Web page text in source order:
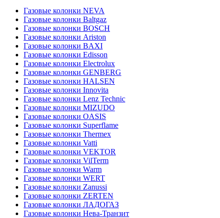
Газовые колонки NEVA
Газовые колонки Baltgaz
Газовые колонки BOSCH
Газовые колонки Ariston
Газовые колонки BAXI
Газовые колонки Edisson
Газовые колонки Electrolux
Газовые колонки GENBERG
Газовые колонки HALSEN
Газовые колонки Innovita
Газовые колонки Lenz Technic
Газовые колонки MIZUDO
Газовые колонки OASIS
Газовые колонки Superflame
Газовые колонки Thermex
Газовые колонки Vatti
Газовые колонки VEKTOR
Газовые колонки VilTerm
Газовые колонки Warm
Газовые колонки WERT
Газовые колонки Zanussi
Газовые колонки ZERTEN
Газовые колонки ЛАДОГАЗ
Газовые колонки Нева-Транзит